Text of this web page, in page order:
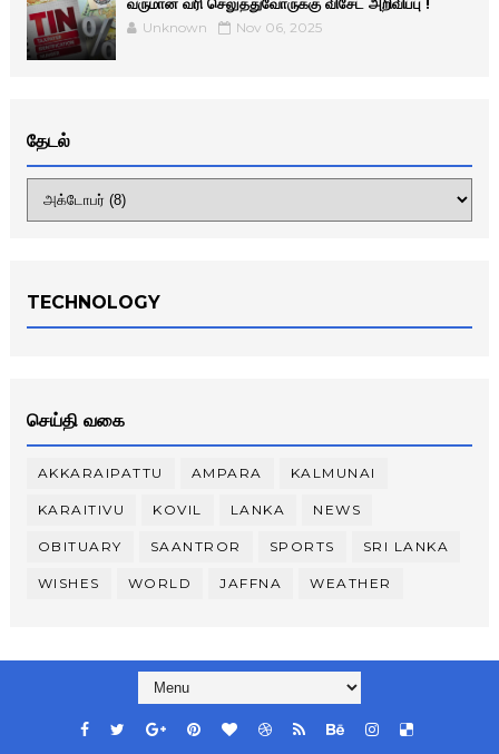
வருமான வரி செலுத்துவோருக்கு விசேட அறிவிப்பு !
Unknown Nov 06, 2025
தேடல்
TECHNOLOGY
செய்தி வகை
AKKARAIPATTU AMPARA KALMUNAI
KARAITIVU KOVIL LANKA NEWS
OBITUARY SAANTROR SPORTS SRI LANKA
WISHES WORLD JAFFNA WEATHER